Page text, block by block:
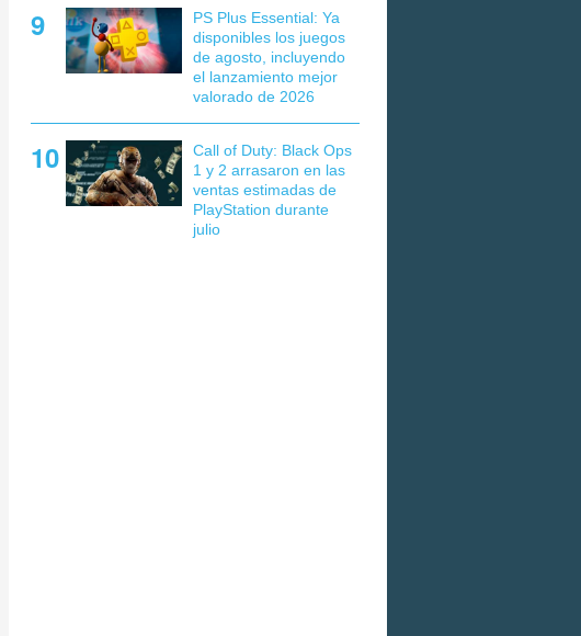
PS Plus Essential: Ya
disponibles los juegos
de agosto, incluyendo
el lanzamiento mejor
valorado de 2026
Call of Duty: Black Ops
1 y 2 arrasaron en las
ventas estimadas de
PlayStation durante
julio